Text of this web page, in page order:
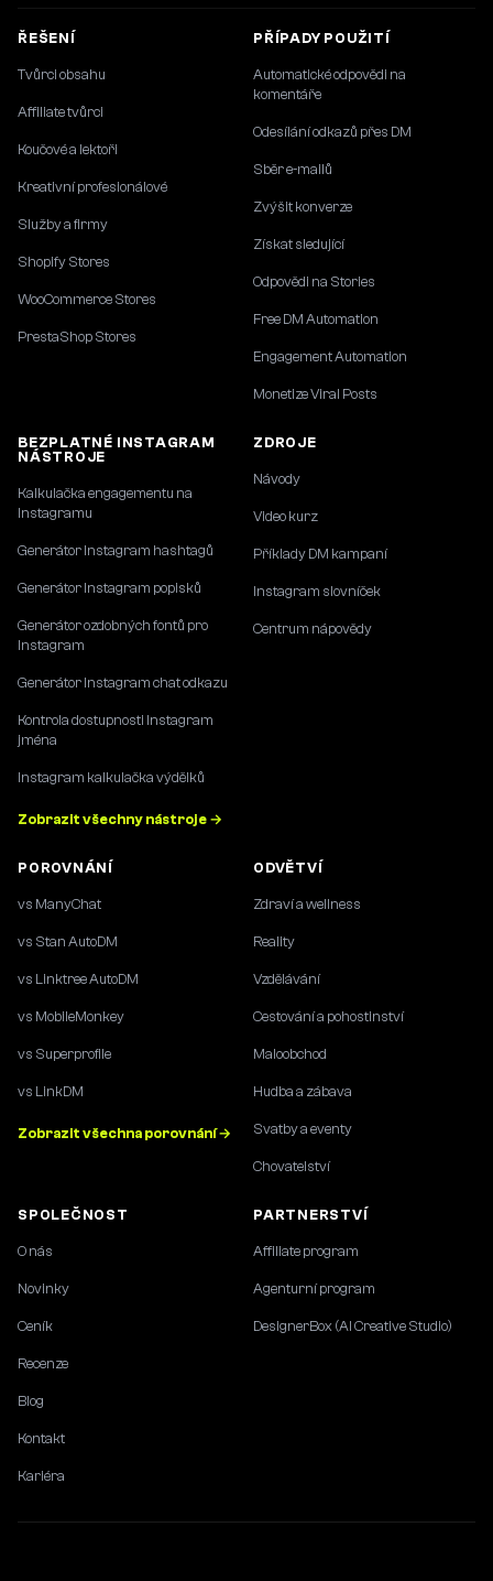
ŘEŠENÍ
Tvůrci obsahu
Affiliate tvůrci
Koučové a lektoři
Kreativní profesionálové
Služby a firmy
Shopify Stores
WooCommerce Stores
PrestaShop Stores
PŘÍPADY POUŽITÍ
Automatické odpovědi na
komentáře
Odesílání odkazů přes DM
Sběr e-mailů
Zvýšit konverze
Získat sledující
Odpovědi na Stories
Free DM Automation
Engagement Automation
Monetize Viral Posts
BEZPLATNÉ INSTAGRAM
NÁSTROJE
Kalkulačka engagementu na
Instagramu
Generátor Instagram hashtagů
Generátor Instagram popisků
Generátor ozdobných fontů pro
Instagram
Generátor Instagram chat odkazu
Kontrola dostupnosti Instagram
jména
Instagram kalkulačka výdělků
Zobrazit všechny nástroje →
ZDROJE
Návody
Video kurz
Příklady DM kampaní
Instagram slovníček
Centrum nápovědy
POROVNÁNÍ
vs ManyChat
vs Stan AutoDM
vs Linktree AutoDM
vs MobileMonkey
vs Superprofile
vs LinkDM
Zobrazit všechna porovnání →
ODVĚTVÍ
Zdraví a wellness
Reality
Vzdělávání
Cestování a pohostinství
Maloobchod
Hudba a zábava
Svatby a eventy
Chovatelství
SPOLEČNOST
O nás
Novinky
Ceník
Recenze
Blog
Kontakt
Kariéra
PARTNERSTVÍ
Affiliate program
Agenturní program
DesignerBox (AI Creative Studio)